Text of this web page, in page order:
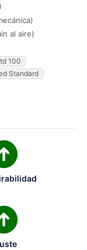
al aire)
100
Standard